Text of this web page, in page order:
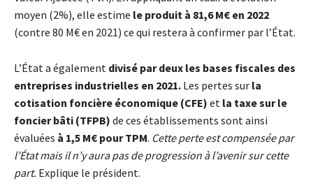
moyen (2%), elle estime le produit à 81,6 M€ en 2022
(contre 80 M€ en 2021) ce qui restera à confirmer par l’État.
L’État a également divisé par deux les bases fiscales des
entreprises industrielles en 2021. Les pertes sur la
cotisation foncière économique (CFE) et la taxe sur le
foncier bâti (TFPB) de ces établissements sont ainsi
évaluées à 1,5 M€ pour TPM. Cette perte est compensée par
l’État mais il n’y aura pas de progression à l’avenir sur cette
part. Explique le président.